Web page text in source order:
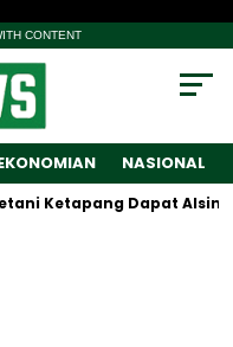
CONTENT
NASIONAL
Ketapang Dapat